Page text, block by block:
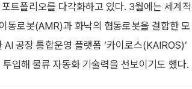
트폴리오를 다각화하고 있다. 3월에는 세계적
동로봇(AMR)과 화낙의 협동로봇을 결합한 모
공장 통합운영 플랫폼 ‘카이로스(KAIROS)’
입해 물류 자동화 기술력을 선보이기도 했다.